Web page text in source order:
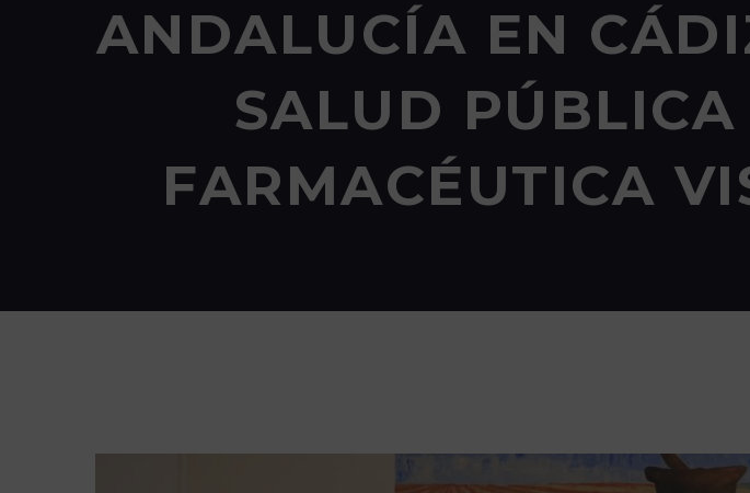
ANDALUCÍA EN
SALUD
FARMACÉUTICA